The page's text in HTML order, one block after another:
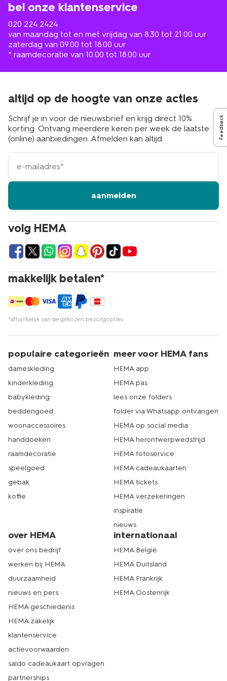
bel onze klantenservice
020 224 2424
van maandag tot en met vrijdag van 8.30 tot 21.00 uur
zaterdag van 09.00 tot 18.00 uur
* raamdecoratie van 10.00 tot 18.00 uur
volg HEMA
makkelijk betalen*
*afhankelijk van de gekozen bezorgopties
altijd op de hoogte van onze acties
Schrijf je in voor de nieuwsbrief en krijg direct 10%
korting. Ontvang meerdere keren per week de laatste
(online) aanbiedingen. Afmelden kan altijd.
e-
mailadres
aanmelden
populaire categorieën
dameskleding
kinderkleding
babykleding
beddengoed
woonaccessoires
handdoeken
raamdecoratie
speelgoed
gebak
koffie
meer voor HEMA fans
HEMA app
HEMA pas
lees onze folders
folder via Whatsapp ontvangen
HEMA op social media
HEMA herontwerpwedstrijd
HEMA fotoservice
HEMA cadeaukaarten
HEMA tickets
HEMA verzekeringen
inspiratie
nieuws
over HEMA
over ons bedrijf
werken bij HEMA
duurzaamheid
nieuws en pers
HEMA geschiedenis
HEMA zakelijk
klantenservice
actievoorwaarden
saldo cadeaukaart opvragen
partnerships
internationaal
HEMA België
HEMA Duitsland
HEMA Frankrijk
HEMA Oostenrijk
Feedback